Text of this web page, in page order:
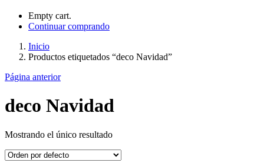
Empty cart.
Continuar comprando
Inicio
Productos etiquetados “deco Navidad”
Página anterior
deco Navidad
Mostrando el único resultado